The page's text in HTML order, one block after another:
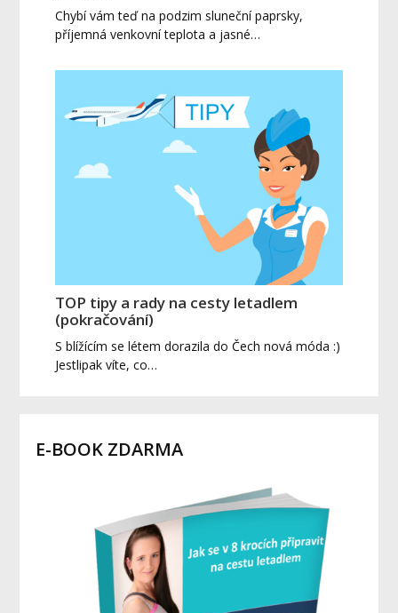
Chybí vám teď na podzim sluneční paprsky,
příjemná venkovní teplota a jasné…
TOP tipy a rady na cesty letadlem
(pokračování)
S blížícím se létem dorazila do Čech nová móda :)
Jestlipak víte, co…
E-BOOK ZDARMA